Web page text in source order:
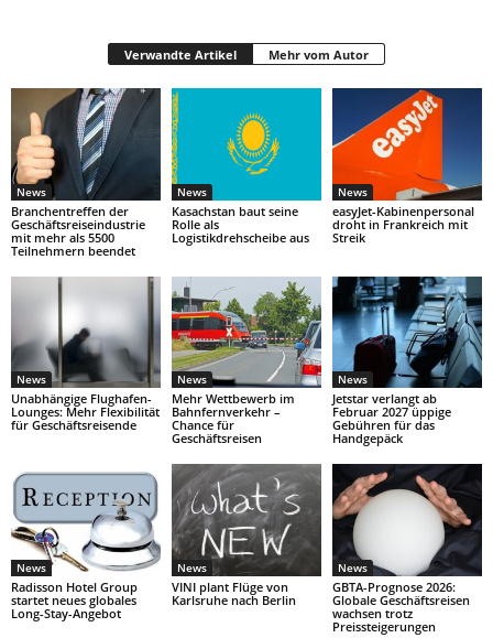
Verwandte Artikel Mehr vom Autor
News
Branchentreffen der
Geschäftsreiseindustrie
mit mehr als 5500
Teilnehmern beendet
News
Kasachstan baut seine
Rolle als
Logistikdrehscheibe aus
News
easyJet-Kabinenpersonal
droht in Frankreich mit
Streik
News
Unabhängige Flughafen-
Lounges: Mehr Flexibilität
für Geschäftsreisende
News
Mehr Wettbewerb im
Bahnfernverkehr –
Chance für
Geschäftsreisen
News
Jetstar verlangt ab
Februar 2027 üppige
Gebühren für das
Handgepäck
News
Radisson Hotel Group
startet neues globales
Long-Stay-Angebot
News
VINI plant Flüge von
Karlsruhe nach Berlin
News
GBTA-Prognose 2026:
Globale Geschäftsreisen
wachsen trotz
Preissteigerungen